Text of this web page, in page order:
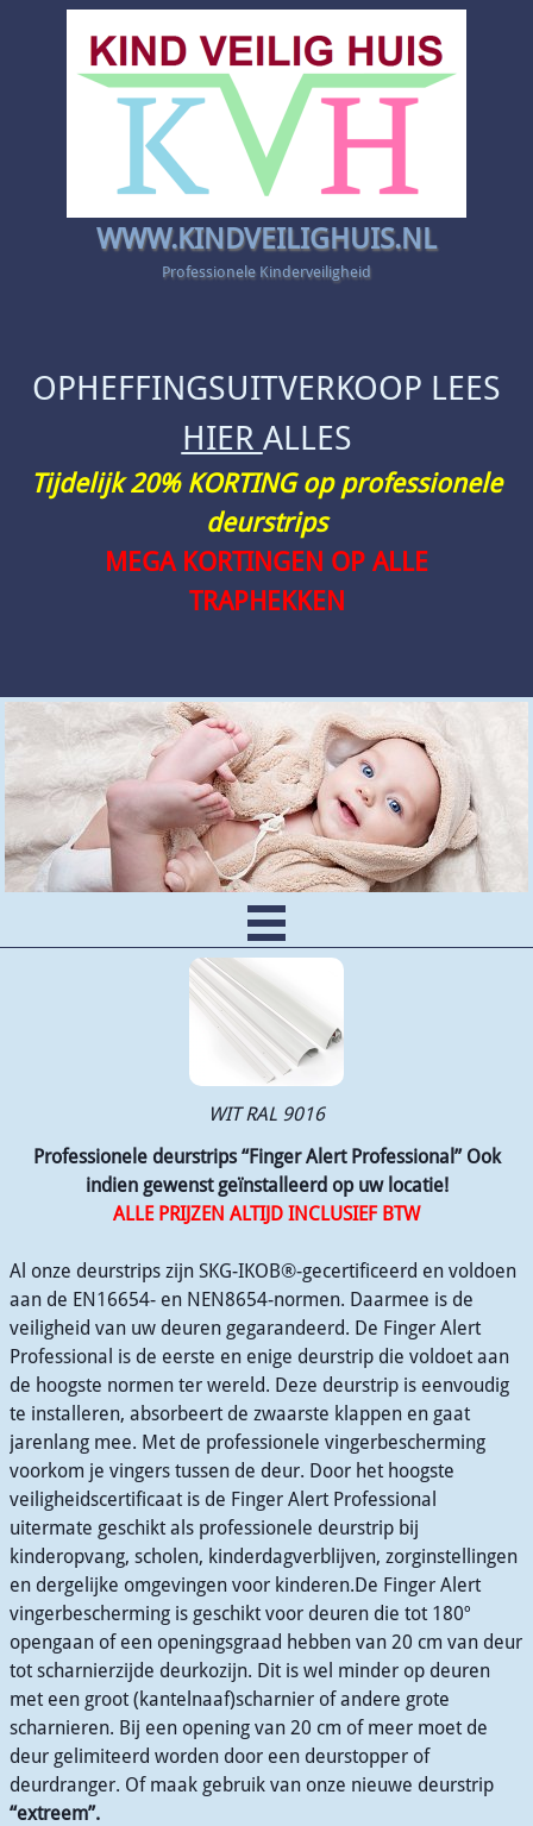
WIT RAL 9016
Professionele deurstrips “Finger Alert Professional” Ook
indien gewenst geïnstalleerd op uw locatie!
ALLE PRIJZEN ALTIJD INCLUSIEF BTW
Al onze deurstrips zijn SKG-IKOB®-gecertificeerd en voldoen
aan de EN16654- en NEN8654-normen. Daarmee is de
veiligheid van uw deuren gegarandeerd. De Finger Alert
Professional is de eerste en enige deurstrip die voldoet aan
de hoogste normen ter wereld. Deze deurstrip is eenvoudig
te installeren, absorbeert de zwaarste klappen en gaat
jarenlang mee. Met de professionele vingerbescherming
voorkom je vingers tussen de deur. Door het hoogste
veiligheidscertificaat is de Finger Alert Professional
uitermate geschikt als professionele deurstrip bij
kinderopvang, scholen, kinderdagverblijven, zorginstellingen
en dergelijke omgevingen voor kinderen.De Finger Alert
vingerbescherming is geschikt voor deuren die tot 180º
opengaan of een openingsgraad hebben van 20 cm van deur
tot scharnierzijde deurkozijn. Dit is wel minder op deuren
met een groot (kantelnaaf)scharnier of andere grote
scharnieren. Bij een opening van 20 cm of meer moet de
deur gelimiteerd worden door een deurstopper of
deurdranger. Of maak gebruik van onze nieuwe deurstrip
“extreem”.
WWW.KINDVEILIGHUIS.NL
Professionele Kinderveiligheid
OPHEFFINGSUITVERKOOP LEES
HIER ALLES
Tijdelijk 20% KORTING op professionele
deurstrips
MEGA KORTINGEN OP ALLE
TRAPHEKKEN